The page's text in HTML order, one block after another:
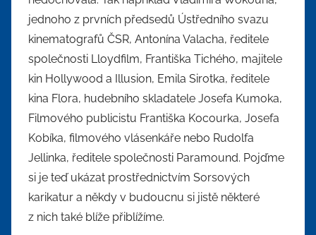
jednoho z prvních předsedů Ústředního svazu
kinematografů ČSR, Antonína Valacha, ředitele
společnosti Lloydfilm, Františka Tichého, majitele
kin Hollywood a Illusion, Emila Sirotka, ředitele
kina Flora, hudebního skladatele Josefa Kumoka,
Filmového publicistu Františka Kocourka, Josefa
Kobíka, filmového vlásenkáře nebo Rudolfa
Jellinka, ředitele společnosti Paramound. Pojďme
si je teď ukázat prostřednictvím Sorsových
karikatur a někdy v budoucnu si jistě některé
z nich také blíže přiblížíme.